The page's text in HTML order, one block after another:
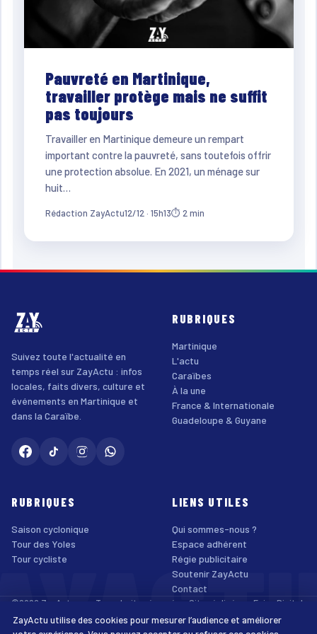
Pauvreté en Martinique,
travailler protège mais ne suffit
pas toujours
Travailler en Martinique demeure un rempart
important contre la pauvreté, sans toutefois offrir
une protection absolue. En 2021, un ménage sur
huit…
Rédaction ZayActu12/12 · 15h13⏱ 2 min
Suivez toute l'actualité en
temps réel sur ZayActu : infos
locales, faits divers, culture et
événements en Martinique et
dans la Caraïbe.
RUBRIQUES
Martinique
L'actu
Caraïbes
À la une
France & Internationale
Guadeloupe & Guyane
RUBRIQUES
Saison cyclonique
Tour des Yoles
Tour cycliste
LIENS UTILES
Qui sommes-nous ?
Espace adhérent
Régie publicitaire
Soutenir ZayActu
Contact
©2026 ZayActu.org. Tous droits réservés. · Site réalisé par Enjoy Digital
Agency
Mentions légales
Confidentialité Cookies Accessibilité
ZayActu utilise des cookies pour mesurer l’audience et améliorer